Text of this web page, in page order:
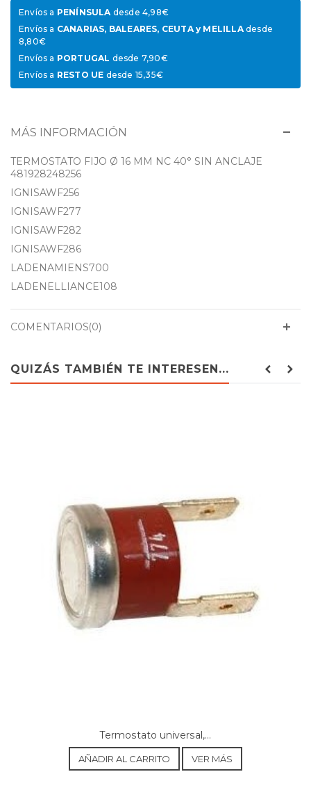
Envíos a PENÍNSULAdesde 4,98€
Envíos a CANARIAS, BALEARES, CEUTA y MELILLAdesde
8,80€
Envíos a PORTUGAL desde 7,90€
Envíos a RESTO UE desde 15,35€
MÁS INFORMACIÓN
TERMOSTATO FIJO Ø 16 MM NC 40° SIN ANCLAJE
481928248256
IGNISAWF256
IGNISAWF277
IGNISAWF282
IGNISAWF286
LADENAMIENS700
LADENELLIANCE108
COMENTARIOS(0)
QUIZÁS TAMBIÉN TE INTERESEN...
Termostato universal,...
AÑADIR AL CARRITO VER MÁS